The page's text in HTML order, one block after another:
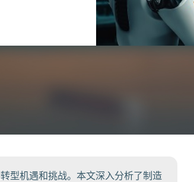
型机遇和挑战。本文深入分析了制造